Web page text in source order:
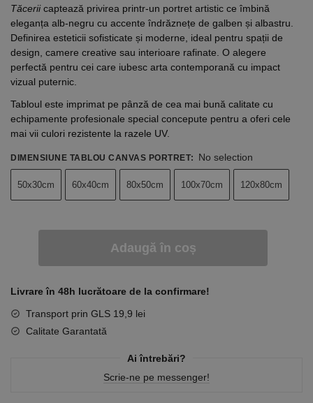
Tăceriicaptează privirea printr-un portret artistic ce îmbină
eleganța alb-negru cu accente îndrăznețe de galben și albastru.
Definirea esteticii sofisticate și moderne, ideal pentru spații de
design, camere creative sau interioare rafinate. O alegere
perfectă pentru cei care iubesc arta contemporană cu impact
vizual puternic.
Tabloul este imprimat pe pânză de cea mai bună calitate cu
echipamente profesionale special concepute pentru a oferi cele
mai vii culori rezistente la razele UV.
DIMENSIUNE TABLOU CANVAS PORTRET: No selection
50x30cm 60x40cm 80x50cm 100x70cm 120x80cm
Adaugă în coș
Livrare în 48h lucrătoare de la confirmare!
Transport prin GLS 19,9 lei
Calitate Garantată
Ai întrebări?
Scrie-ne pe messenger!